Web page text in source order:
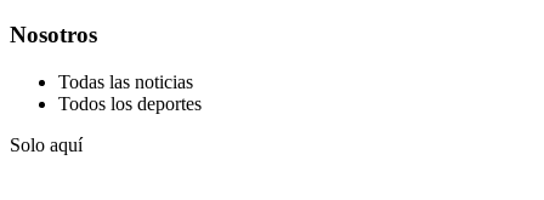
Nosotros
Todas las noticias
Todos los deportes
Solo aquí